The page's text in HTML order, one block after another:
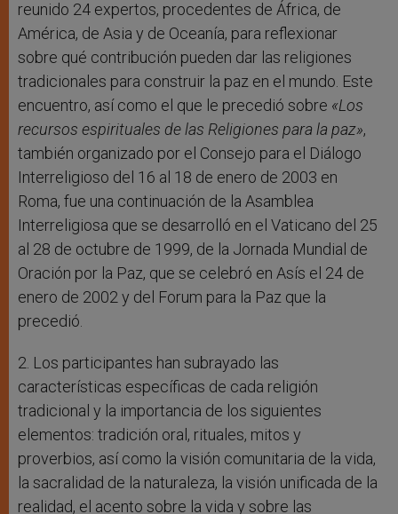
reunido 24 expertos, procedentes de África, de
América, de Asia y de Oceanía, para reflexionar
sobre qué contribución pueden dar las religiones
tradicionales para construir la paz en el mundo. Este
encuentro, así como el que le precedió sobre «Los
recursos espirituales de las Religiones para la paz»,
también organizado por el Consejo para el Diálogo
Interreligioso del 16 al 18 de enero de 2003 en
Roma, fue una continuación de la Asamblea
Interreligiosa que se desarrolló en el Vaticano del 25
al 28 de octubre de 1999, de la Jornada Mundial de
Oración por la Paz, que se celebró en Asís el 24 de
enero de 2002 y del Forum para la Paz que la
precedió.
2. Los participantes han subrayado las
características específicas de cada religión
tradicional y la importancia de los siguientes
elementos: tradición oral, rituales, mitos y
proverbios, así como la visión comunitaria de la vida,
la sacralidad de la naturaleza, la visión unificada de la
realidad, el acento sobre la vida y sobre las